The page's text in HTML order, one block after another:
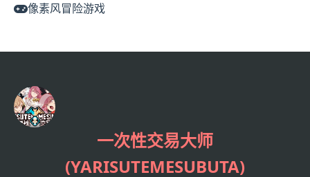
像素风冒险游戏
一次性交易大师
(YARISUTEMESUBUTA)